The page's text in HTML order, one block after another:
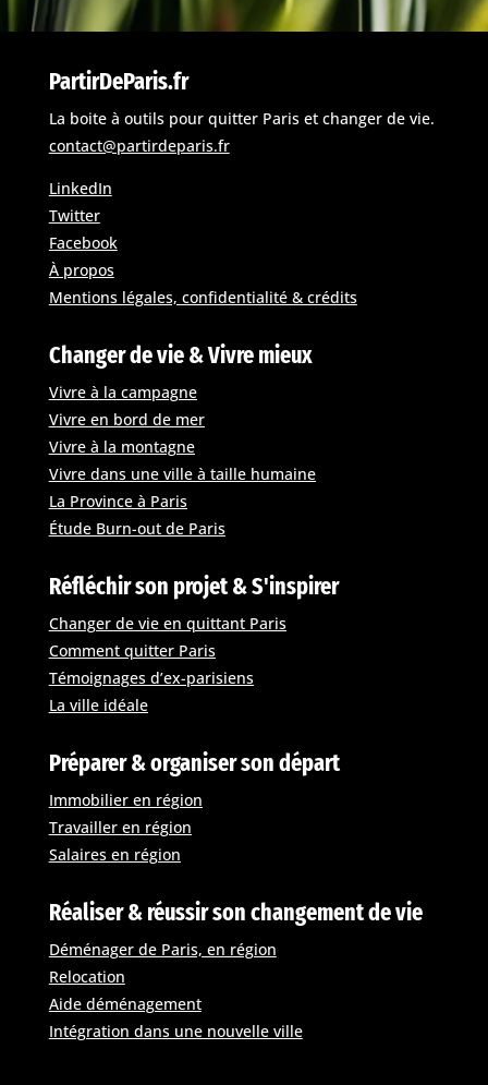
PartirDeParis.fr
La boite à outils pour quitter Paris et changer de vie.
contact@partirdeparis.fr
LinkedIn
Twitter
Facebook
À propos
Mentions légales, confidentialité & crédits
Changer de vie & Vivre mieux
Vivre à la campagne
Vivre en bord de mer
Vivre à la montagne
Vivre dans une ville à taille humaine
La Province à Paris
Étude Burn-out de Paris
Réfléchir son projet & S'inspirer
Changer de vie en quittant Paris
Comment quitter Paris
Témoignages d’ex-parisiens
La ville idéale
Préparer & organiser son départ
Immobilier en région
Travailler en région
Salaires en région
Réaliser & réussir son changement de vie
Déménager de Paris, en région
Relocation
Aide déménagement
Intégration dans une nouvelle ville